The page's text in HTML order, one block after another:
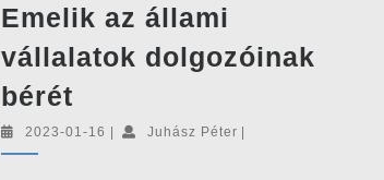
Emelik az állami
vállalatok dolgozóinak
bérét
az
2023-01-16 2023-
Juhász PéterJuhász